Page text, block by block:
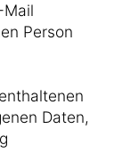
Person
Daten,